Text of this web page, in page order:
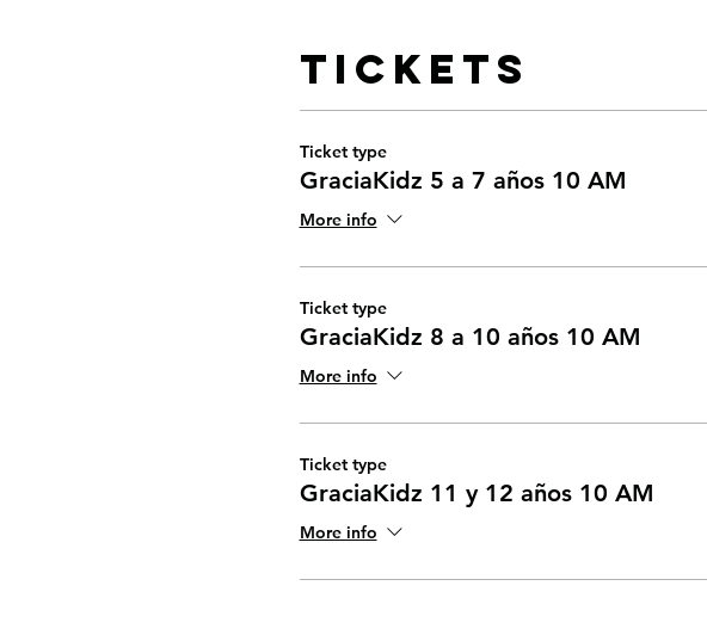
Tickets
Ticket type
GraciaKidz 5 a 7 años 10 AM
More info
Ticket type
GraciaKidz 8 a 10 años 10 AM
More info
Ticket type
GraciaKidz 11 y 12 años 10 AM
More info